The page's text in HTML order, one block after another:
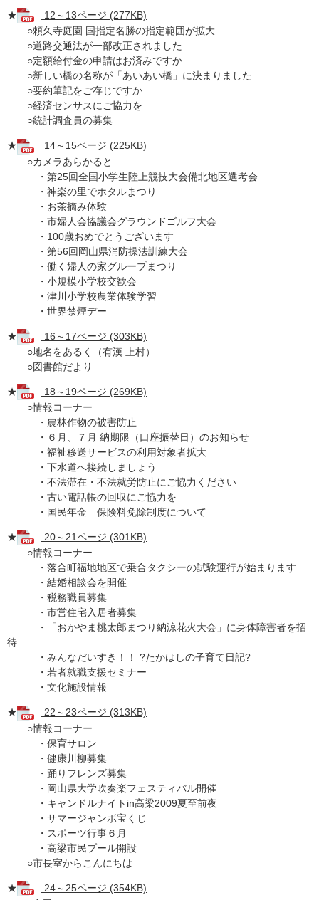
★
12～13ページ (277KB)
○頼久寺庭園 国指定名勝の指定範囲が拡大
○道路交通法が一部改正されました
○定額給付金の申請はお済みですか
○新しい橋の名称が「あいあい橋」に決まりました
○要約筆記をご存じですか
○経済センサスにご協力を
○統計調査員の募集
★
14～15ページ (225KB)
○カメラあらかると
・第25回全国小学生陸上競技大会備北地区選考会
・神楽の里でホタルまつり
・お茶摘み体験
・市婦人会協議会グラウンドゴルフ大会
・100歳おめでとうございます
・第56回岡山県消防操法訓練大会
・働く婦人の家グループまつり
・小規模小学校交歓会
・津川小学校農業体験学習
・世界禁煙デー
★
16～17ページ (303KB)
○地名をあるく（有漢 上村）
○図書館だより
★
18～19ページ (269KB)
○情報コーナー
・農林作物の被害防止
・６月、７月 納期限（口座振替日）のお知らせ
・福祉移送サービスの利用対象者拡大
・下水道へ接続しましょう
・不法滞在・不法就労防止にご協力ください
・古い電話帳の回収にご協力を
・国民年金 保険料免除制度について
★
20～21ページ (301KB)
○情報コーナー
・落合町福地地区で乗合タクシーの試験運行が始まります
・結婚相談会を開催
・税務職員募集
・市営住宅入居者募集
・「おかやま桃太郎まつり納涼花火大会」に身体障害者を招
待
・みんなだいすき！！ ?たかはしの子育て日記?
・若者就職支援セミナー
・文化施設情報
★
22～23ページ (313KB)
○情報コーナー
・保育サロン
・健康川柳募集
・踊りフレンズ募集
・岡山県大学吹奏楽フェスティバル開催
・キャンドルナイトin高梁2009夏至前夜
・サマージャンボ宝くじ
・スポーツ行事６月
・高梁市民プール開設
○市長室からこんにちは
★
24～25ページ (354KB)